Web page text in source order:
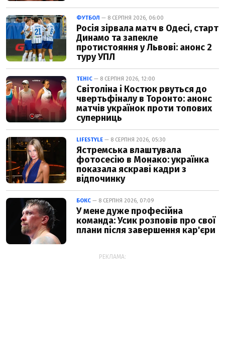
ФУТБОЛ — 8 СЕРПНЯ 2026, 06:00
Росія зірвала матч в Одесі, старт
Динамо та запекле
протистояння у Львові: анонс 2
туру УПЛ
ТЕНІС — 8 СЕРПНЯ 2026, 12:00
Світоліна і Костюк рвуться до
чвертьфіналу в Торонто: анонс
матчів українок проти топових
суперниць
LIFESTYLE — 8 СЕРПНЯ 2026, 05:30
Ястремська влаштувала
фотосесію в Монако: українка
показала яскраві кадри з
відпочинку
БОКС — 8 СЕРПНЯ 2026, 07:09
У мене дуже професійна
команда: Усик розповів про свої
плани після завершення кар'єри
РЕКЛАМА: